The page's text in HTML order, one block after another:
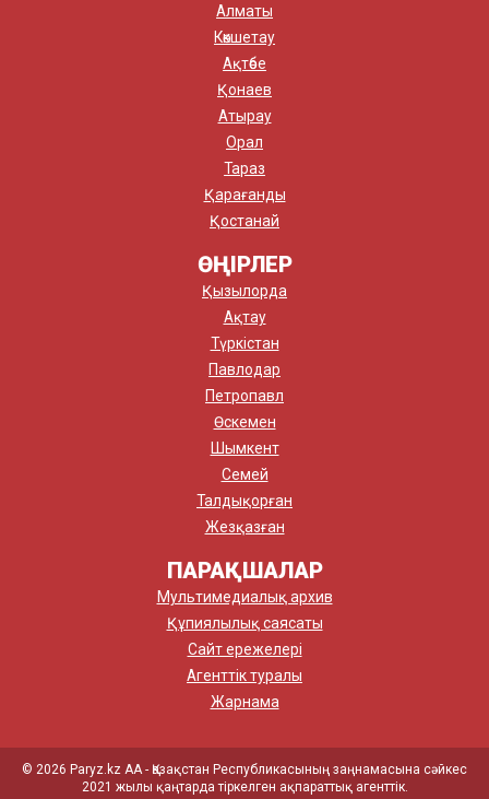
Алматы
Көкшетау
Ақтөбе
Қонаев
Атырау
Орал
Тараз
Қарағанды
Қостанай
ӨҢІРЛЕР
Қызылорда
Ақтау
Түркістан
Павлодар
Петропавл
Өскемен
Шымкент
Семей
Талдықорған
Жезқазған
ПАРАҚШАЛАР
Мультимедиалық архив
Құпиялылық саясаты
Сайт ережелері
Агенттік туралы
Жарнама
© 2026 Paryz.kz АА - Қазақстан Республикасының заңнамасына сәйкес
2021 жылы қаңтарда тіркелген ақпараттық агенттік.